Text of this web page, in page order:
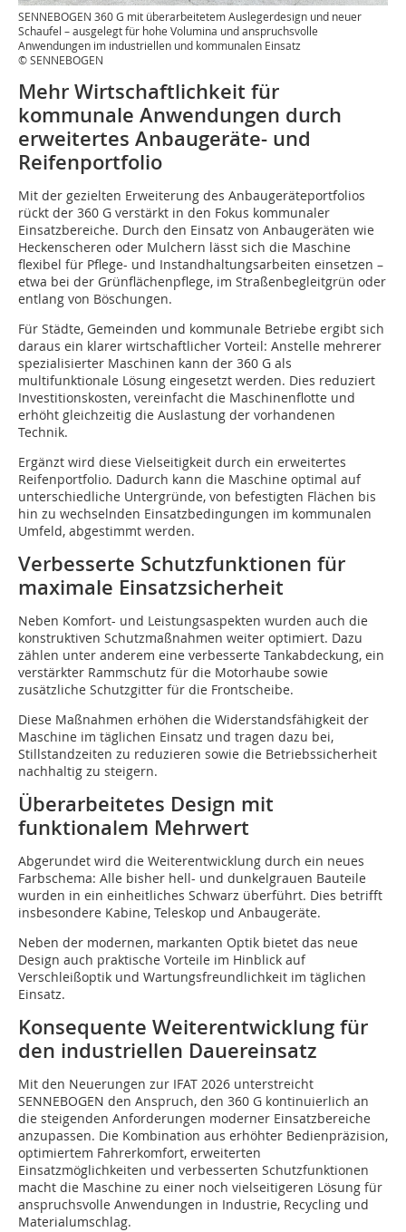
SENNEBOGEN 360 G mit überarbeitetem Auslegerdesign und neuer
Schaufel – ausgelegt für hohe Volumina und anspruchsvolle
Anwendungen im industriellen und kommunalen Einsatz
© SENNEBOGEN
Mehr Wirtschaftlichkeit für
kommunale Anwendungen durch
erweitertes Anbaugeräte- und
Reifenportfolio
Mit der gezielten Erweiterung des Anbaugeräteportfolios
rückt der 360 G verstärkt in den Fokus kommunaler
Einsatzbereiche. Durch den Einsatz von Anbaugeräten wie
Heckenscheren oder Mulchern lässt sich die Maschine
flexibel für Pflege- und Instandhaltungsarbeiten einsetzen –
etwa bei der Grünflächenpflege, im Straßenbegleitgrün oder
entlang von Böschungen.
Für Städte, Gemeinden und kommunale Betriebe ergibt sich
daraus ein klarer wirtschaftlicher Vorteil: Anstelle mehrerer
spezialisierter Maschinen kann der 360 G als
multifunktionale Lösung eingesetzt werden. Dies reduziert
Investitionskosten, vereinfacht die Maschinenflotte und
erhöht gleichzeitig die Auslastung der vorhandenen
Technik.
Ergänzt wird diese Vielseitigkeit durch ein erweitertes
Reifenportfolio. Dadurch kann die Maschine optimal auf
unterschiedliche Untergründe, von befestigten Flächen bis
hin zu wechselnden Einsatzbedingungen im kommunalen
Umfeld, abgestimmt werden.
Verbesserte Schutzfunktionen für
maximale Einsatzsicherheit
Neben Komfort- und Leistungsaspekten wurden auch die
konstruktiven Schutzmaßnahmen weiter optimiert. Dazu
zählen unter anderem eine verbesserte Tankabdeckung, ein
verstärkter Rammschutz für die Motorhaube sowie
zusätzliche Schutzgitter für die Frontscheibe.
Diese Maßnahmen erhöhen die Widerstandsfähigkeit der
Maschine im täglichen Einsatz und tragen dazu bei,
Stillstandzeiten zu reduzieren sowie die Betriebssicherheit
nachhaltig zu steigern.
Überarbeitetes Design mit
funktionalem Mehrwert
Abgerundet wird die Weiterentwicklung durch ein neues
Farbschema: Alle bisher hell- und dunkelgrauen Bauteile
wurden in ein einheitliches Schwarz überführt. Dies betrifft
insbesondere Kabine, Teleskop und Anbaugeräte.
Neben der modernen, markanten Optik bietet das neue
Design auch praktische Vorteile im Hinblick auf
Verschleißoptik und Wartungsfreundlichkeit im täglichen
Einsatz.
Konsequente Weiterentwicklung für
den industriellen Dauereinsatz
Mit den Neuerungen zur IFAT 2026 unterstreicht
SENNEBOGEN den Anspruch, den 360 G kontinuierlich an
die steigenden Anforderungen moderner Einsatzbereiche
anzupassen. Die Kombination aus erhöhter Bedienpräzision,
optimiertem Fahrerkomfort, erweiterten
Einsatzmöglichkeiten und verbesserten Schutzfunktionen
macht die Maschine zu einer noch vielseitigeren Lösung für
anspruchsvolle Anwendungen in Industrie, Recycling und
Materialumschlag.